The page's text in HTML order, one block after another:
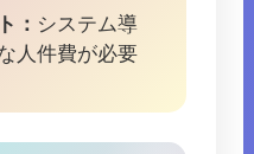
： システム導
人件費が必要